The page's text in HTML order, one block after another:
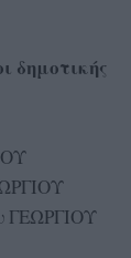
δημοτικής